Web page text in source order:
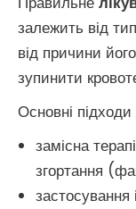
залежить від
від причини
зупинити
Основні
замісна
згортання
застосування